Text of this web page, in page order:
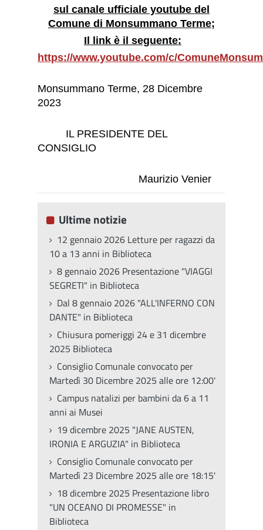
sul canale ufficiale youtube del
Comune di Monsummano Terme;
Il link è il seguente:
https://www.youtube.com/c/
Monsummano Terme, 28 Dicembre
2023
IL PRESIDENTE DEL
CONSIGLIO
Maurizio Venier
Ultime notizie
12 gennaio 2026 Letture per ragazzi da
10 a 13 anni in Biblioteca
8 gennaio 2026 Presentazione "VIAGGI
SEGRETI" in Biblioteca
Dal 8 gennaio 2026 "ALL'INFERNO CON
DANTE" in Biblioteca
Chiusura pomeriggi 24 e 31 dicembre
2025 Biblioteca
Consiglio Comunale convocato per
Martedì 30 Dicembre 2025 alle ore 12:00'
Campus natalizi per bambini da 6 a 11
anni ai Musei
19 dicembre 2025 "JANE AUSTEN,
IRONIA E ARGUZIA" in Biblioteca
Consiglio Comunale convocato per
Martedì 23 Dicembre 2025 alle ore 18:15'
18 dicembre 2025 Presentazione libro
"UN OCEANO DI PROMESSE" in
Biblioteca